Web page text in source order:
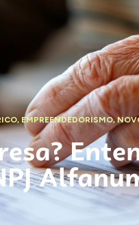
, EMPREENDEDORISMO,